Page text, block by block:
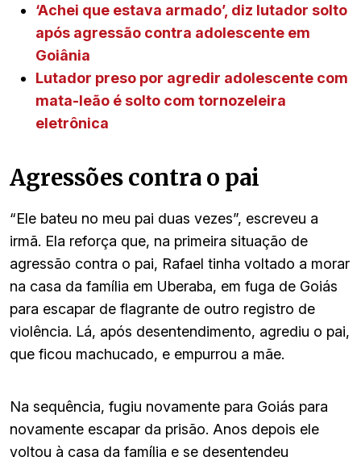
‘Achei que estava armado’, diz lutador solto
após agressão contra adolescente em
Goiânia
Lutador preso por agredir adolescente com
mata-leão é solto com tornozeleira
eletrônica
Agressões contra o pai
“Ele bateu no meu pai duas vezes”, escreveu a
irmã. Ela reforça que, na primeira situação de
agressão contra o pai, Rafael tinha voltado a morar
na casa da família em Uberaba, em fuga de Goiás
para escapar de flagrante de outro registro de
violência. Lá, após desentendimento, agrediu o pai,
que ficou machucado, e empurrou a mãe.
Na sequência, fugiu novamente para Goiás para
novamente escapar da prisão. Anos depois ele
voltou à casa da família e se desentendeu